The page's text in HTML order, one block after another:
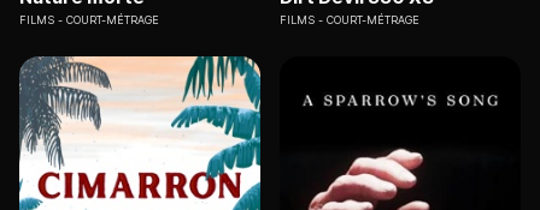
FILMS COURT-MÉTRAGE FILMS COURT-MÉTRAGE